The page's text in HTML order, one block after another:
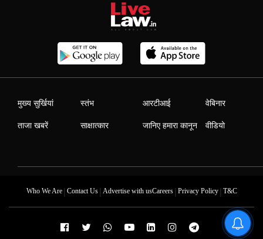
मुख्य सुर्खियां
ताजा खबरें
स्तंभ
साक्षात्कार
आरटीआई
जानिए हमारा कानून
वेबिनार
वीडियो
Who We Are| Contact Us| Advertise with usCareers| Privacy Policy| T&C